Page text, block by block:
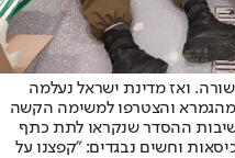
ואז מדינת ישראל נעלמה
נפרדו מהגמרא והצטרפו למשימה הקשה
ההסדר שנקראו לתת כתף
וחשים נבגדים: "קפצנו על